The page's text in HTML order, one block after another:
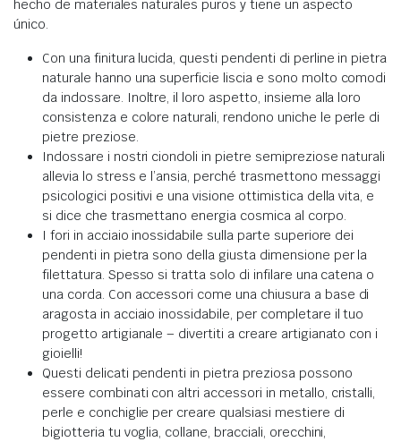
hecho de materiales naturales puros y tiene un aspecto
único.
Con una finitura lucida, questi pendenti di perline in pietra
naturale hanno una superficie liscia e sono molto comodi
da indossare. Inoltre, il loro aspetto, insieme alla loro
consistenza e colore naturali, rendono uniche le perle di
pietre preziose.
Indossare i nostri ciondoli in pietre semipreziose naturali
allevia lo stress e l’ansia, perché trasmettono messaggi
psicologici positivi e una visione ottimistica della vita, e
si dice che trasmettano energia cosmica al corpo.
I fori in acciaio inossidabile sulla parte superiore dei
pendenti in pietra sono della giusta dimensione per la
filettatura. Spesso si tratta solo di infilare una catena o
una corda. Con accessori come una chiusura a base di
aragosta in acciaio inossidabile, per completare il tuo
progetto artigianale – divertiti a creare artigianato con i
gioielli!
Questi delicati pendenti in pietra preziosa possono
essere combinati con altri accessori in metallo, cristalli,
perle e conchiglie per creare qualsiasi mestiere di
bigiotteria tu voglia, collane, bracciali, orecchini,